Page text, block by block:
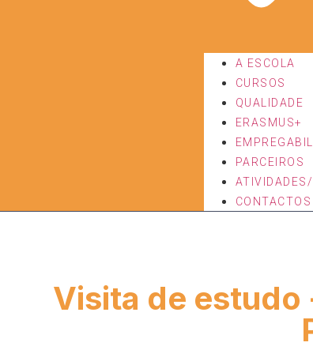
A ESCOLA
CURSOS
QUALIDADE
ERASMUS+
PARCEIROS
CONTACTOS
Visita de estudo